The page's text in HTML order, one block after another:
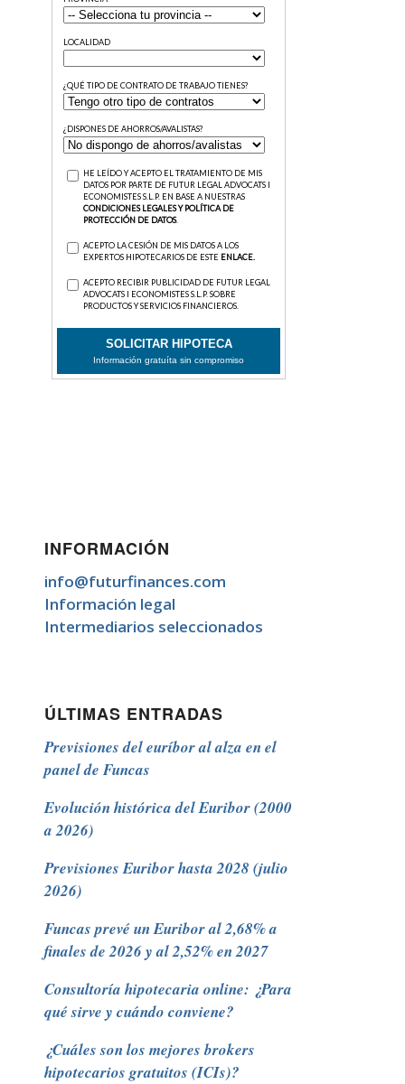
INFORMACIÓN
info@futurfinances.com
Información legal
Intermediarios seleccionados
ÚLTIMAS ENTRADAS
Previsiones del euríbor al alza en el
panel de Funcas
Evolución histórica del Euribor (2000
a 2026)
Previsiones Euribor hasta 2028 (julio
2026)
Funcas prevé un Euribor al 2,68% a
finales de 2026 y al 2,52% en 2027
Consultoría hipotecaria online: ¿Para
qué sirve y cuándo conviene?
¿Cuáles son los mejores brokers
hipotecarios gratuitos (ICIs)?